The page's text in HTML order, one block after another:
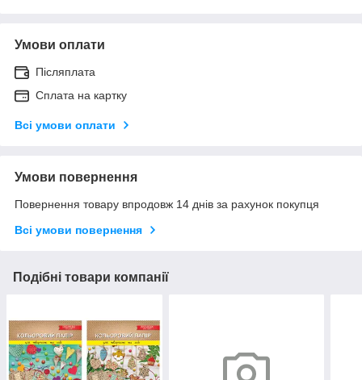
Умови оплати
Післяплата
Сплата на картку
Всі умови оплати
Умови повернення
Повернення товару впродовж 14 днів за рахунок покупця
Всі умови повернення
Подібні товари компанії